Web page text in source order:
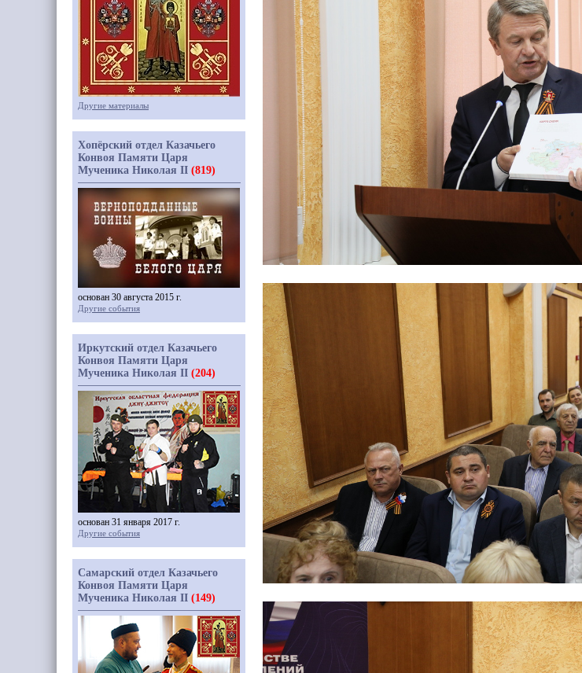
Другие материалы
Хопёрский отдел Казачьего
Конвоя Памяти Царя
Мученика Николая II (819)
основан 30 августа 2015 г.
Другие события
Иркутский отдел Казачьего
Конвоя Памяти Царя
Мученика Николая II (204)
основан 31 января 2017 г.
Другие события
Самарский отдел Казачьего
Конвоя Памяти Царя
Мученика Николая II (149)